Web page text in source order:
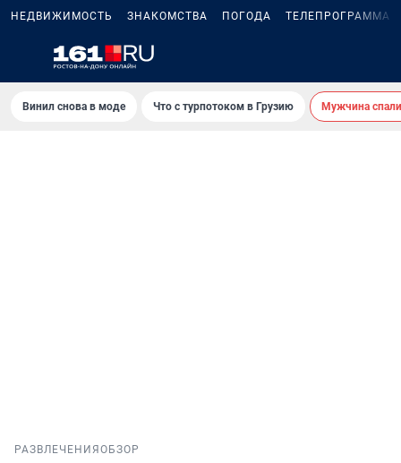
НЕДВИЖИМОСТЬ ЗНАКОМСТВА ПОГОДА ТЕЛЕПРОГРАММА
Винил снова в моде Что с турпотоком в Грузию Мужчина
РАЗВЛЕЧЕНИЯ ОБЗОР